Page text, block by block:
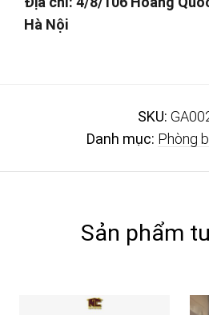
Hà Nội
SKU:
Danh mục: Phòng
Sản phẩm